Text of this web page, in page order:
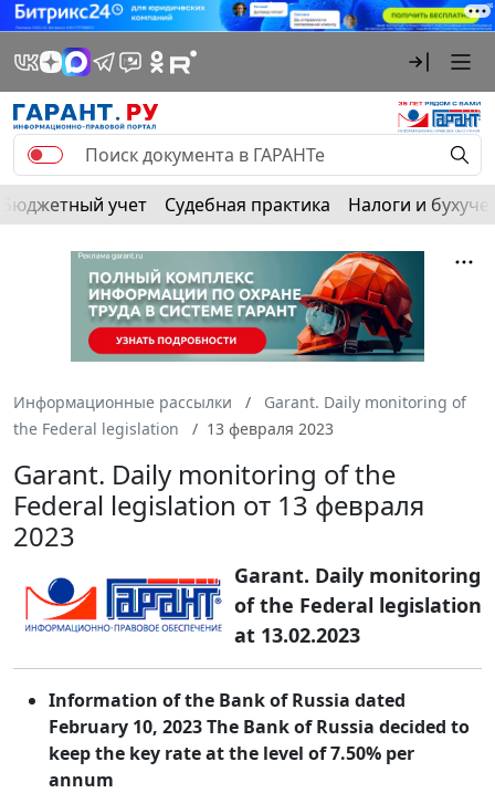
Бюджетный учет Судебная практика Налоги и
Информационные рассылки
Garant. Daily monitoring of
the Federal legislation
13 февраля 2023
Garant. Daily monitoring of the
Federal legislation от 13 февраля
2023
Garant. Daily monitoring
of the Federal legislation
at 13.02.2023
Information of the Bank of Russia dated
February 10, 2023 The Bank of Russia decided to
keep the key rate at the level of 7.50% per
annum